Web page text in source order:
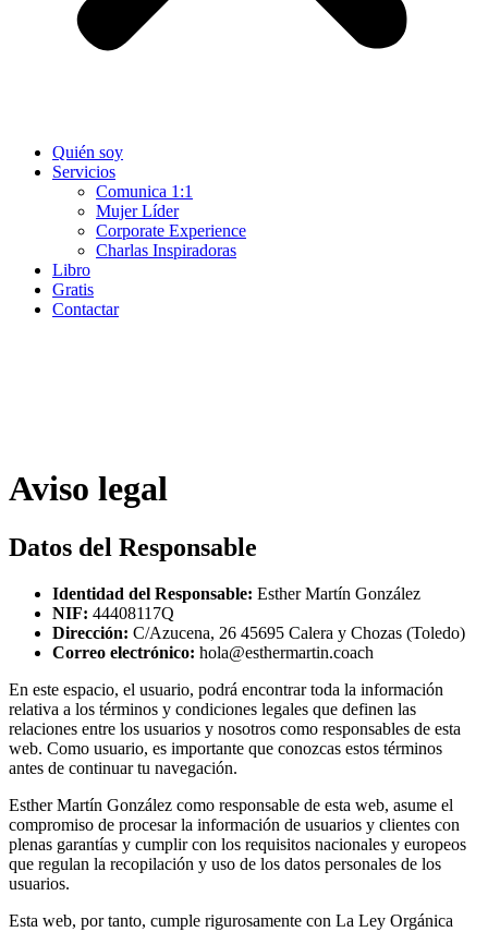
Quién soy
Servicios
Comunica 1:1
Mujer Líder
Corporate Experience
Charlas Inspiradoras
Libro
Gratis
Contactar
Aviso legal
Datos del Responsable
Identidad del Responsable: Esther Martín González
NIF: 44408117Q
Dirección: C/Azucena, 26 45695 Calera y Chozas (Toledo)
Correo electrónico: hola@esthermartin.coach
En este espacio, el usuario, podrá encontrar toda la información
relativa a los términos y condiciones legales que definen las
relaciones entre los usuarios y nosotros como responsables de esta
web. Como usuario, es importante que conozcas estos términos
antes de continuar tu navegación.
Esther Martín González como responsable de esta web, asume el
compromiso de procesar la información de usuarios y clientes con
plenas garantías y cumplir con los requisitos nacionales y europeos
que regulan la recopilación y uso de los datos personales de los
usuarios.
Esta web, por tanto, cumple rigurosamente con La Ley Orgánica